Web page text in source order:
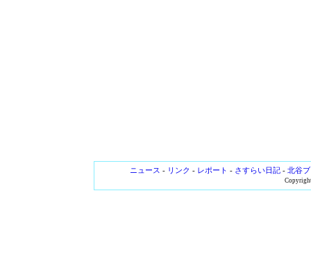
ニュース - リンク - レポート - さすらい日記- 北谷